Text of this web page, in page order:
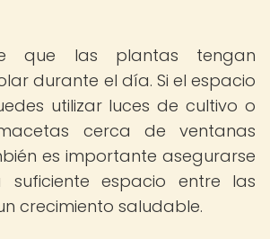
que las plantas tengan
durante el día. Si el espacio
utilizar luces de cultivo o
cerca de ventanas
es importante asegurarse
espacio entre las
crecimiento saludable.